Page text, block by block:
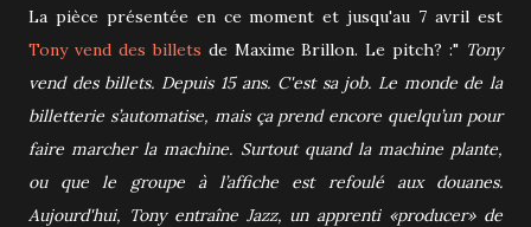
La pièce présentée en ce moment et jusqu'au 7 avril est
Tony vend des billets de Maxime Brillon. Le pitch? :" Tony
vend des billets. Depuis 15 ans. C'est sa job. Le monde de la
billetterie s’automatise, mais ça prend encore quelqu’un pour
faire marcher la machine. Surtout quand la machine plante,
ou que le groupe à l’affiche est refoulé aux douanes.
Aujourd'hui, Tony entraîne Jazz, un apprenti «producer» de